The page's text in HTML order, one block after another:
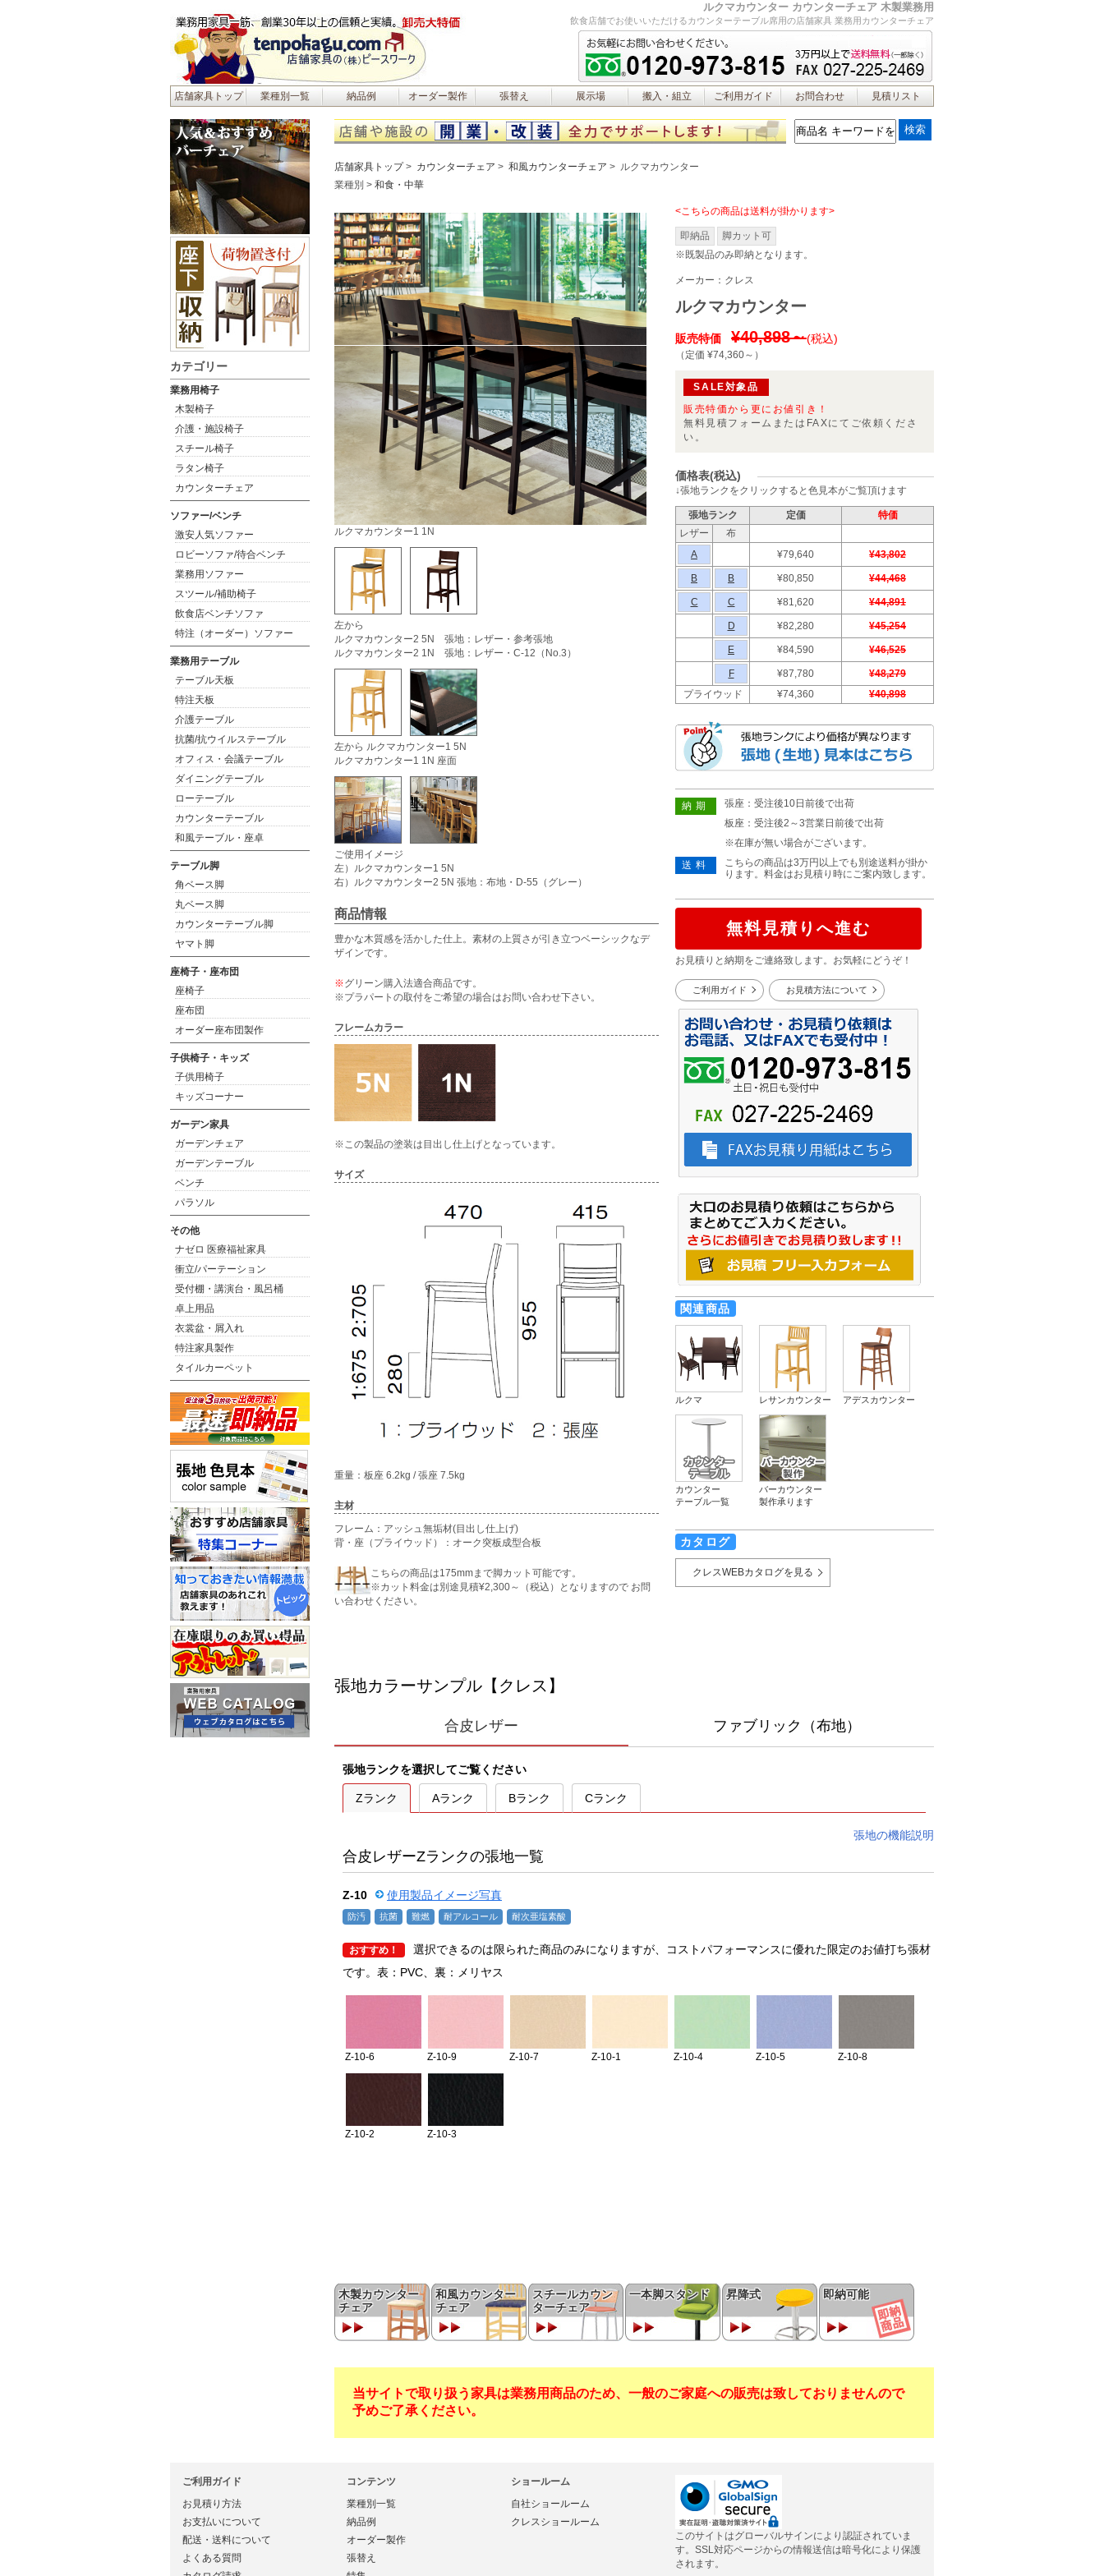
ルクマカウンター カウンターチェア 木製業務用
飲食店舗でお使いいただけるカウンターテーブル席用の店舗家具 業務用カウンターチェア
店舗家具トップ 業種別一覧 納品例 オーダー製作 張替え 展示場 搬入・組立 ご利用ガイド お問合わせ 見積リスト
店舗家具トップ カウンターチェア 和風カウンターチェア
ルクマカウンター
業種別
和食・中華
ルクマカウンター1 1N
左から
ルクマカウンター2 5N 張地：レザー・参考張地
ルクマカウンター2 1N 張地：レザー・C-12（No.3）
左から ルクマカウンター1 5N
ルクマカウンター1 1N 座面
ご使用イメージ
左）ルクマカウンター1 5N
右）ルクマカウンター2 5N 張地：布地・D-55（グレー）
商品情報
豊かな木質感を活かした仕上。素材の上質さが引き立つベーシックなデ
ザインです。
※グリーン購入法適合商品です。
※プラパートの取付をご希望の場合はお問い合わせ下さい。
フレームカラー
※この製品の塗装は目出し仕上げとなっています。
サイズ
重量：板座 6.2kg / 張座 7.5kg
主材
フレーム：アッシュ無垢材(目出し仕上げ)
背・座（プライウッド）：オーク突板成型合板
こちらの商品は175mmまで脚カット可能です。
※カット料金は別途見積¥2,300～（税込）となりますので お問
い合わせください。
<こちらの商品は送料が掛かります>
即納品
脚カット可
※既製品のみ即納となります。
メーカー： クレス
ルクマカウンター
販売特価 ¥40,898～(税込)
（定価 ¥74,360～ ）
SALE対象品
販売特価から更にお値引き！
無料見積フォームまたはFAXにてご依頼くださ
い。
価格表(税込)
↓張地ランクをクリックすると色見本がご覧頂けます
張地ランク 定価
特価
レザー
布
A
¥79,640 ¥43,802
B B ¥80,850 ¥44,468
C C ¥81,620 ¥44,891
D ¥82,280 ¥45,254
E ¥84,590 ¥46,525
F ¥87,780
¥48,279
プライウッド
¥74,360 ¥40,898
納期
張座：受注後10日前後で出荷
板座：受注後2～3営業日前後で出荷
※在庫が無い場合がございます。
送料
こちらの商品は3万円以上でも別途送料が掛か
ります。料金はお見積り時にご案内致します。
無料見積りへ進む
お見積りと納期をご連絡致します。お気軽にどうぞ！
ご利用ガイド お見積方法について
関連商品
ルクマ レサンカウンター アデスカウンター
カウンター
テーブル一覧
バーカウンター
製作承ります
カタログ
クレスWEBカタログを見る
木製カウンター
チェア
和風カウンター
チェア
スチールカウン
ターチェア
一本脚スタンド 昇降式 即納可能
当サイトで取り扱う家具は業務用商品のため、一般のご家庭への販売は致しておりませんので
予めご了承ください。
カテゴリー
業務用椅子
木製椅子
介護・施設椅子
スチール椅子
ラタン椅子
カウンターチェア
ソファー/ベンチ
激安人気ソファー
ロビーソファ/待合ベンチ
業務用ソファー
スツール/補助椅子
飲食店ベンチソファ
特注（オーダー）ソファー
業務用テーブル
テーブル天板
特注天板
介護テーブル
抗菌/抗ウイルステーブル
オフィス・会議テーブル
ダイニングテーブル
ローテーブル
カウンターテーブル
和風テーブル・座卓
テーブル脚
角ベース脚
丸ベース脚
カウンターテーブル脚
ヤマト脚
座椅子・座布団
座椅子
座布団
オーダー座布団製作
子供椅子・キッズ
子供用椅子
キッズコーナー
ガーデン家具
ガーデンチェア
ガーデンテーブル
ベンチ
パラソル
その他
ナゼロ 医療福祉家具
衝立/パーテーション
受付棚・講演台・風呂桶
卓上用品
衣裳盆・屑入れ
特注家具製作
タイルカーペット
ご利用ガイド
お見積り方法
お支払いについて
配送・送料について
よくある質問
コンテンツ
業種別一覧
納品例
オーダー製作
張替え
ショールーム
自社ショールーム
クレスショールーム
このサイトはグローバルサインにより認証されていま
す。SSL対応ページからの情報送信は暗号化により保護
されます。